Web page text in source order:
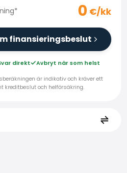
* 0 €/kk
finansieringsbeslut
direkt
Avbryt när som helst
är indikativ och kräver ett
kreditbeslut och helförsäkring.